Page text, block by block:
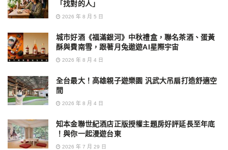
「找對的人」
2026 年 8 月 5 日
城市好酒《福滿銀河》中秋禮盒，聯名茶酒、蛋黃
酥與費南雪，跟著月兔遨遊AI星際宇宙
2026 年 8 月 4 日
全台最大！高雄親子遊樂園 汎武大吊扇打造舒適空
間
2026 年 8 月 4 日
知本金聯世紀酒店正版授權主題房好評延長至年底
！與你一起漫遊台東
2026 年 7 月 29 日